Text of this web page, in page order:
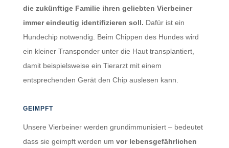
die zukünftige Familie ihren geliebten Vierbeiner
immer eindeutig identifizieren soll. Dafürist ein
Hundechip notwendig. Beim Chippen des Hundes wird
ein kleiner Transponder unter die Haut transplantiert,
damit beispielsweise ein Tierarzt mit einem
entsprechenden Gerät den Chip auslesen kann.
GEIMPFT
Unsere Vierbeiner werden grundimmunisiert – bedeutet
dass sie geimpft werden um vor lebensgefährlichen